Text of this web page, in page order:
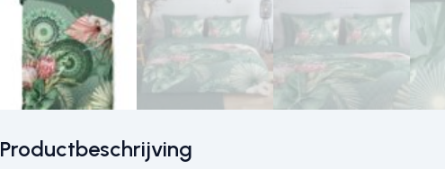
Productbeschrijving